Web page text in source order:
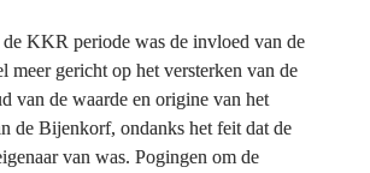
KKR periode was de invloed van de
meer gericht op het versterken van de
van de waarde en origine van het
de Bijenkorf, ondanks het feit dat de
van was. Pogingen om de